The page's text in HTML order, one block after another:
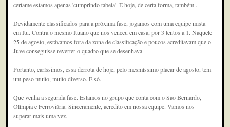
certame estamos apenas 'cumprindo tabela'. E hoje, de certa forma, também...
Devidamente classificados para a próxima fase, jogamos com uma equipe mista
em Itu. Contra o mesmo Ituano que nos venceu em casa, por 3 tentos a 1. Naquele
25 de agosto, estávamos fora da zona de classificação e poucos acreditavam que o
Juve conseguisse reverter o quadro que se desenhava.
Portanto, caríssimos, essa derrota de hoje, pelo mesmíssimo placar de agosto, tem
um peso muito, muito diverso. E só.
Que venha a segunda fase. Estamos no grupo que conta com o São Bernardo,
Olímpia e Ferroviária. Sinceramente, acredito em nossa equipe. Vamos nos
superar mais uma vez.